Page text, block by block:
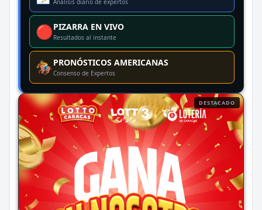
🔴PIZARRA EN VIVO
Resultados al instante
🏇PRONÓSTICOS AMERICANAS
Consenso de Expertos
DESTACADO